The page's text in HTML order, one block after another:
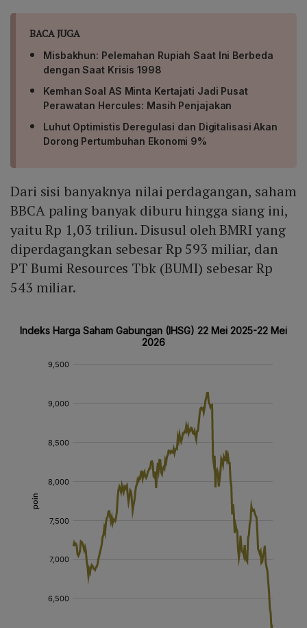
BACA JUGA
Misbakhun: Pelemahan Rupiah Saat Ini Berbeda
dengan Saat Krisis 1998
Kemhan Soal AS Minta Kertajati Jadi Pusat
Perawatan Hercules: Masih Penjajakan
Luhut Optimistis Deregulasi dan Digitalisasi Akan
Dorong Pertumbuhan Ekonomi 9%
Dari sisi banyaknya nilai perdagangan, saham
BBCA paling banyak diburu hingga siang ini,
yaitu Rp 1,03 triliun. Disusul oleh BMRI yang
diperdagangkan sebesar Rp 593 miliar, dan
PT Bumi Resources Tbk (BUMI) sebesar Rp
543 miliar.